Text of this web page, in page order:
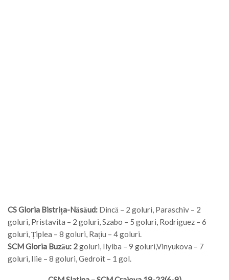
CS Gloria Bistrița-Năsăud: Dincă – 2 goluri, Paraschiv – 2
goluri, Pristavita – 2 goluri, Szabo – 5 goluri, Rodriguez – 6
goluri, Țiplea – 8 goluri, Rațiu – 4 goluri.
SCM Gloria Buzău: 2goluri, Ilyiba – 9 goluri,Vinyukova – 7
goluri, Ilie – 8 goluri, Gedroit – 1 gol.